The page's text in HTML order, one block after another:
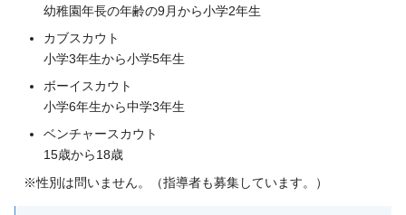
幼稚園年長の年齢の9月から小学2年生
カブスカウト
小学3年生から小学5年生
ボーイスカウト
小学6年生から中学3年生
ベンチャースカウト
15歳から18歳
※性別は問いません。（指導者も募集しています。）